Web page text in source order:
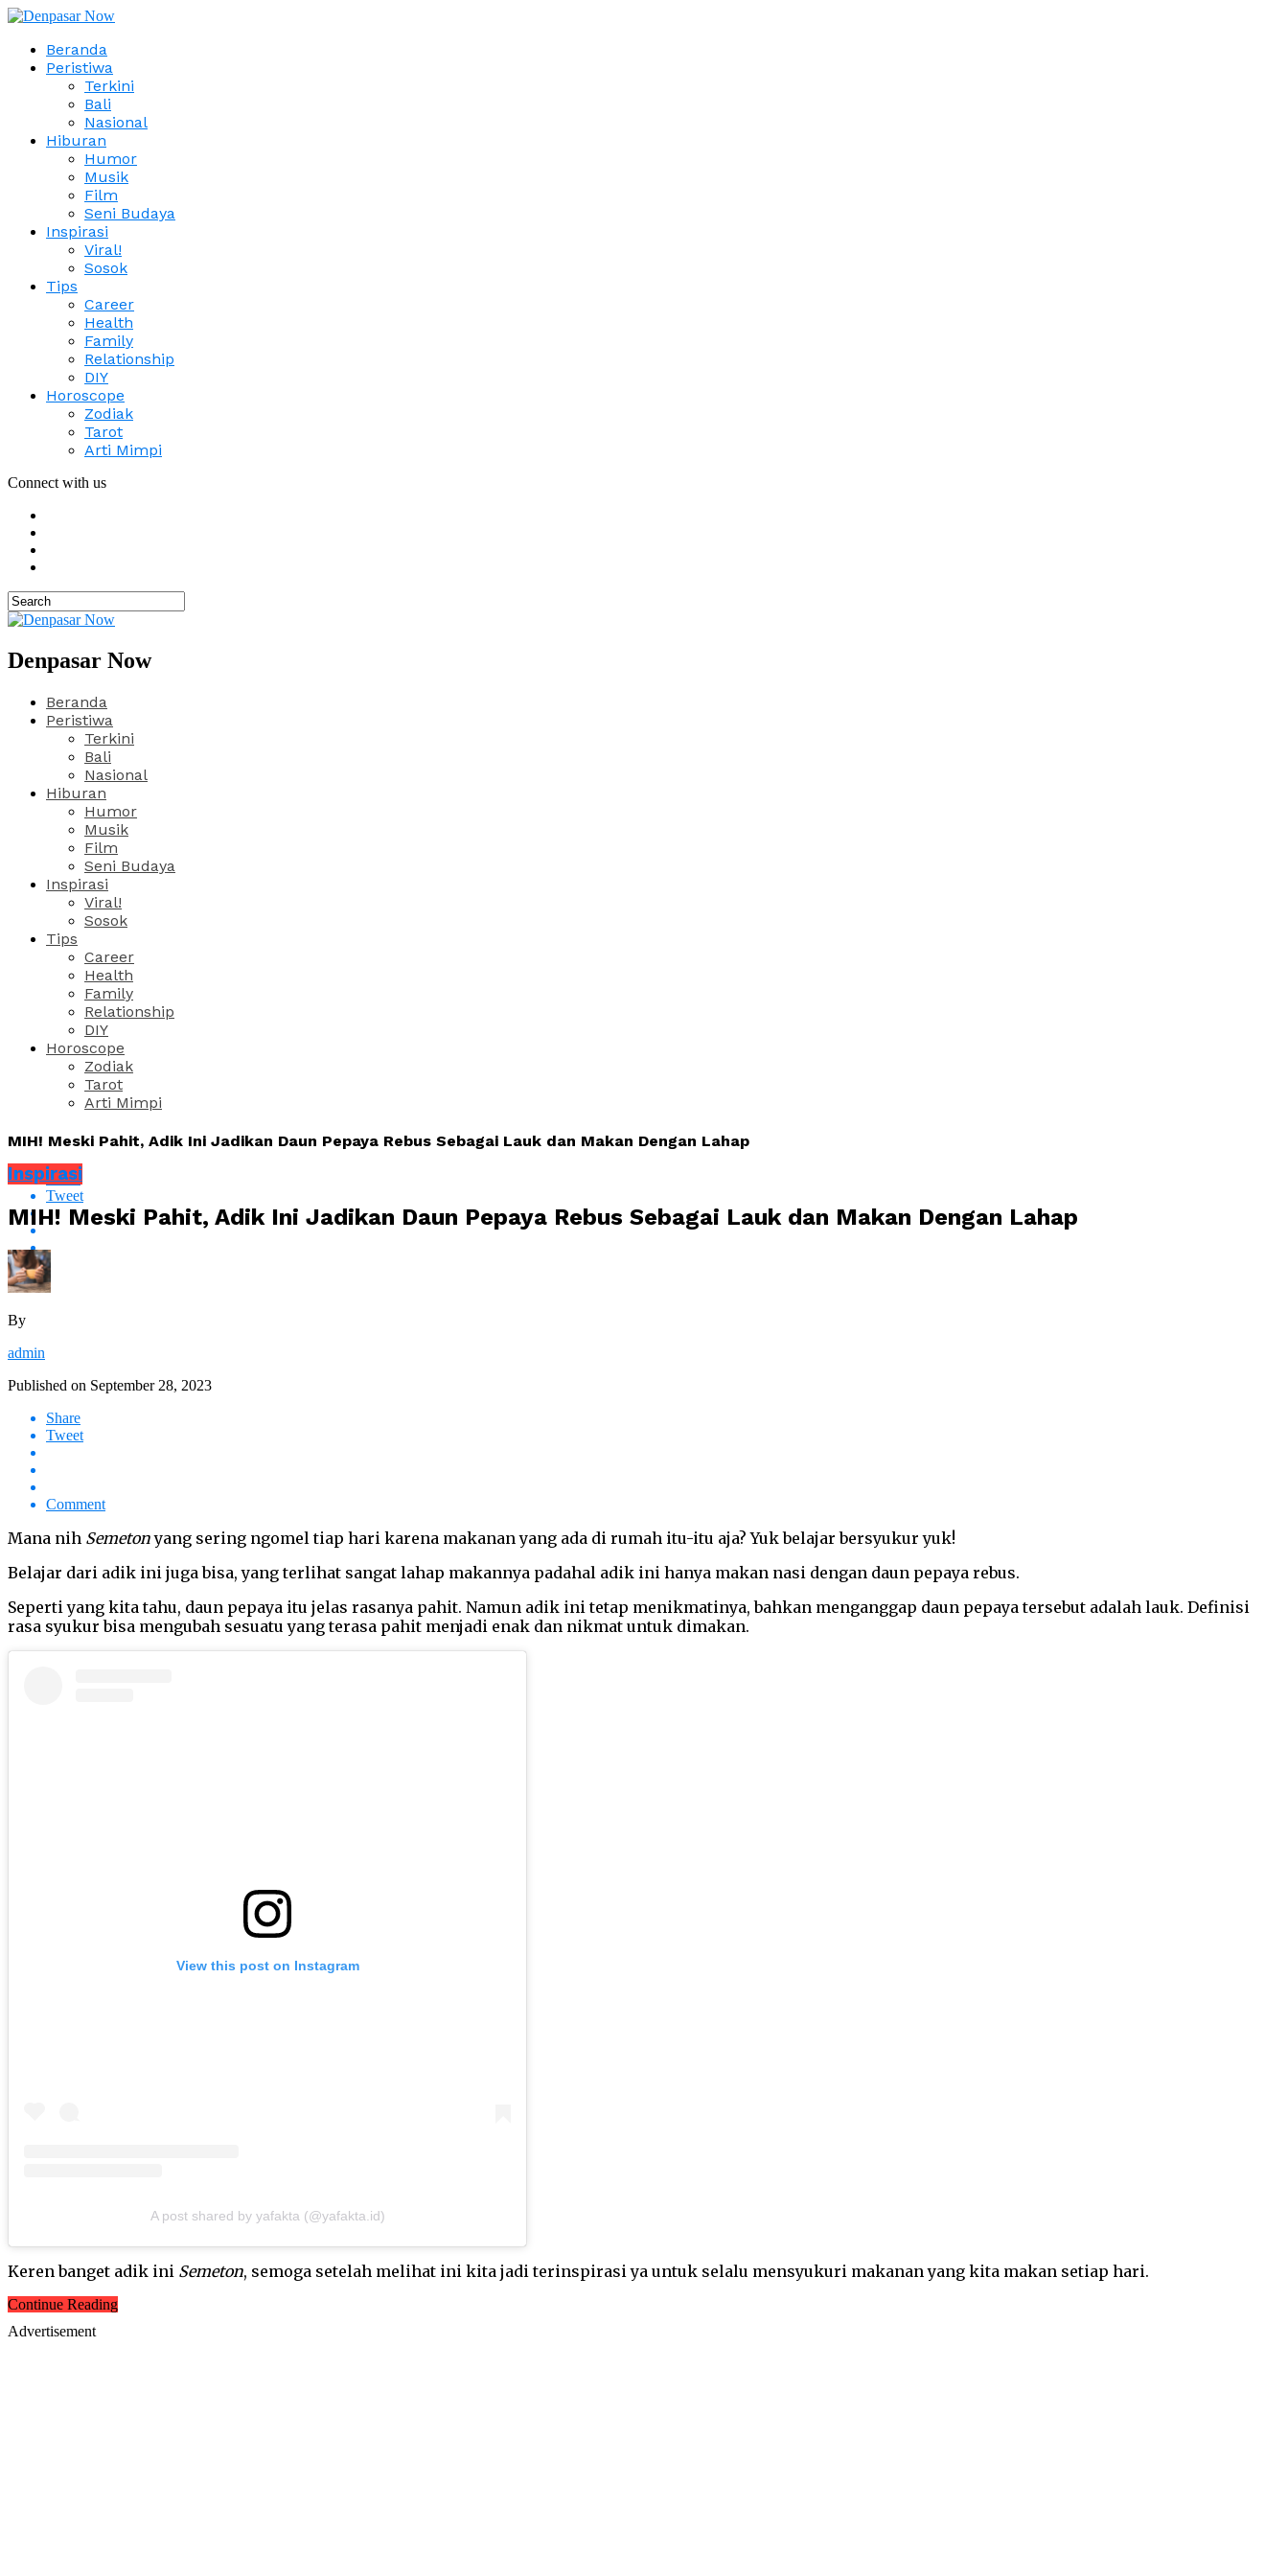
Beranda
Peristiwa
Terkini
Bali
Nasional
Hiburan
Humor
Musik
Film
Seni Budaya
Inspirasi
Viral!
Sosok
Tips
Career
Health
Family
Relationship
DIY
Horoscope
Zodiak
Tarot
Arti Mimpi
Connect with us
Denpasar Now
Beranda
Peristiwa
Terkini
Bali
Nasional
Hiburan
Humor
Musik
Film
Seni Budaya
Inspirasi
Viral!
Sosok
Tips
Career
Health
Family
Relationship
DIY
Horoscope
Zodiak
Tarot
Arti Mimpi
MIH! Meski Pahit, Adik Ini Jadikan Daun Pepaya Rebus Sebagai Lauk dan Makan Dengan Lahap
Share
Tweet
Inspirasi
MIH! Meski Pahit, Adik Ini Jadikan Daun Pepaya Rebus Sebagai Lauk dan Makan Dengan Lahap
By
admin
Published on September 28, 2023
Share
Tweet
Comment
Mana nih Semetonyang sering ngomel tiap hari karena makanan yang ada di rumah itu-itu aja? Yuk belajar bersyukur yuk!
Belajar dari adik ini juga bisa, yang terlihat sangat lahap makannya padahal adik ini hanya makan nasi dengan daun pepaya rebus.
Seperti yang kita tahu, daun pepaya itu jelas rasanya pahit. Namun adik ini tetap menikmatinya, bahkan menganggap daun pepaya tersebut adalah lauk. Definisi
rasa syukur bisa mengubah sesuatu yang terasa pahit menjadi enak dan nikmat untuk dimakan.
View this post on Instagram
A post shared by yafakta (@yafakta.id)
Keren banget adik ini Semeton, semoga setelah melihat ini kita jadi terinspirasi ya untuk selalu mensyukuri makanan yang kita makan setiap hari.
Continue Reading
Advertisement